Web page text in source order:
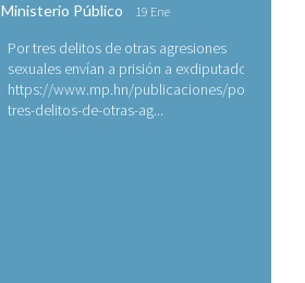
Ministerio Público 19 Ene
Por tres delitos de otras agresiones
sexuales envían a prisión a exdiputado
https://www.mp.hn/publicaciones/por-
tres-delitos-de-otras-ag...